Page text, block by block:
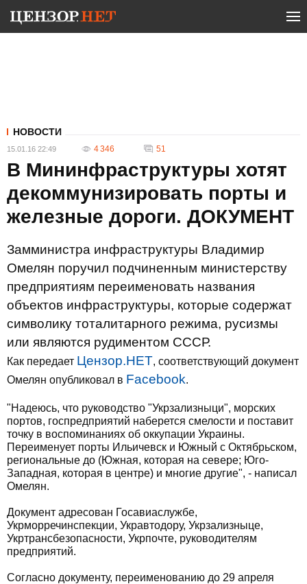
НОВОСТИ
15.01.16 22:49 4 346 51
В Мининфраструктуры хотят
декоммунизировать порты и
железные дороги. ДОКУМЕНТ
Замминистра инфраструктуры Владимир
Омелян поручил подчиненным министерству
предприятиям переименовать названия
объектов инфраструктуры, которые содержат
символику тоталитарного режима, русизмы
или являются рудиментом СССР.
Как передает Цензор.НЕТ, соответствующий документ
Омелян опубликовал в Facebook.
"Надеюсь, что руководство "Укрзализныци", морских
портов, госпредприятий наберется смелости и поставит
точку в воспоминаниях об оккупации Украины.
Переименует порты Ильичевск и Южный с Октябрьском,
региональные до (Южная, которая на севере; Юго-
Западная, которая в центре) и многие другие", - написал
Омелян.
Документ адресован Госавиаслужбе,
Укрморречинспекции, Укравтодору, Укрзализныце,
Укртрансбезопасности, Укрпочте, руководителям
предприятий.
Согласно документу, переименованию до 29 апреля